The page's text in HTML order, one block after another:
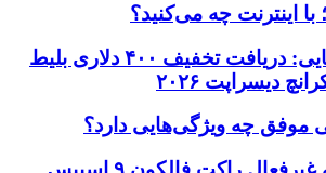
با اینترنت چه می‌کنید؟
فرصت استثنایی: دریافت تخفیف ۴۰۰ دلاری بلیط
دیسراپت ۲۰۲۶
موفق چه ویژگی‌هایی دارد؟